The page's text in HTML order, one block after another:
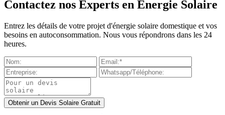
Contactez nos Experts en Énergie Solaire
Entrez les détails de votre projet d'énergie solaire domestique et vos
besoins en autoconsommation. Nous vous répondrons dans les 24
heures.